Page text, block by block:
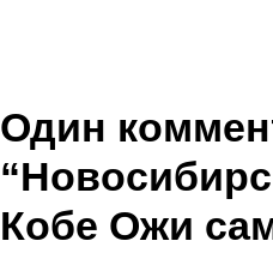
Один
Кобе Ожи